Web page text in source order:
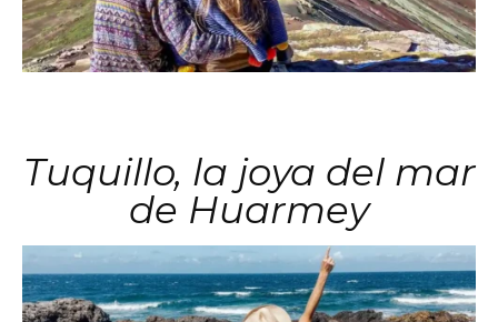
Tuquillo, la joya del mar
de Huarmey